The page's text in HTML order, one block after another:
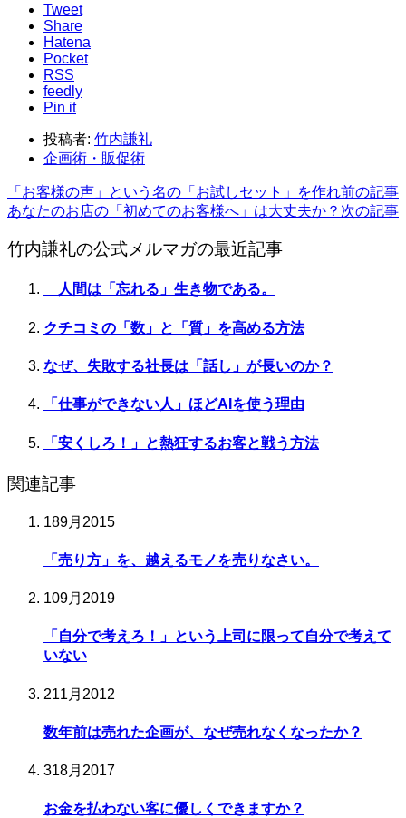
Tweet
Share
Hatena
Pocket
RSS
feedly
Pin it
投稿者: 竹内謙礼
企画術・販促術
「お客様の声」という名の「お試しセット」を作れ前の記事
あなたのお店の「初めてのお客様へ」は大丈夫か？ 次の記事
竹内謙礼の公式メルマガの最近記事
人間は「忘れる」生き物である。
クチコミの「数」と「質」を高める方法
なぜ、失敗する社長は「話し」が長いのか？
「仕事ができない人」ほどAIを使う理由
「安くしろ！」と熱狂するお客と戦う方法
関連記事
189月 2015
「売り方」を、越えるモノを売りなさい。
109月 2019
「自分で考えろ！」という上司に限って自分で考えて
いない
211月 2012
数年前は売れた企画が、なぜ売れなくなったか？
318月 2017
お金を払わない客に優しくできますか？